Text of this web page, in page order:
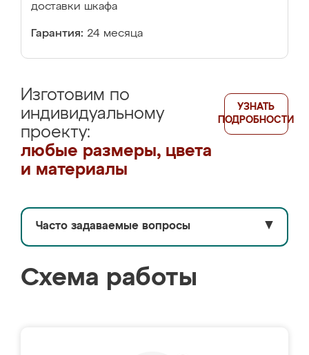
доставки шкафа
Гарантия: 24 месяца
Изготовим по
индивидуальному
проекту:
любые размеры, цвета
и материалы
УЗНАТЬ
ПОДРОБНОСТИ
Часто задаваемые вопросы ▼
Схема работы